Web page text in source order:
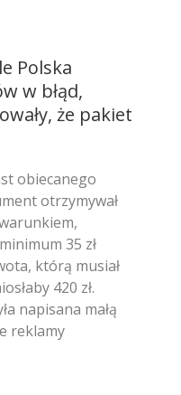
Polska
w błąd,
że pakiet
obiecanego
otrzymywał
35 zł
którą musiał
420 zł.
napisana małą
reklamy